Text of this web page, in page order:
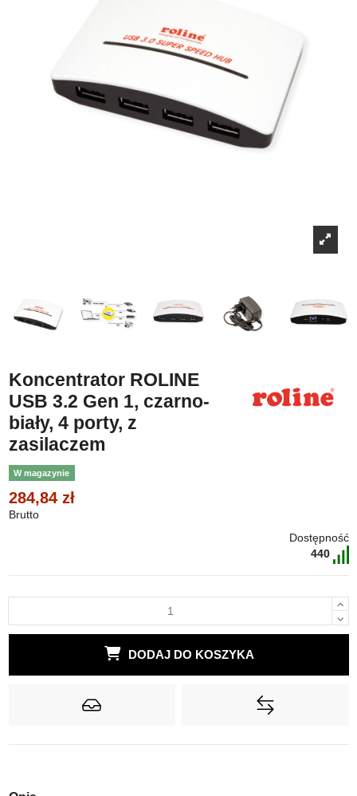
Koncentrator ROLINE
USB 3.2 Gen 1, czarno-
biały, 4 porty, z
zasilaczem
W magazynie
284,84 zł
Brutto
Dostępność
440
DODAJ DO KOSZYKA